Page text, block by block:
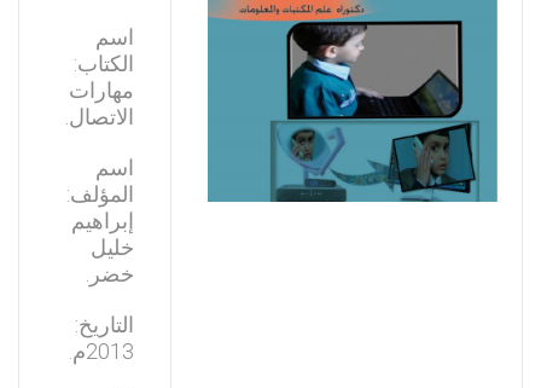
اسم
الكتاب:
مهارات
الاتصال.
اسم
المؤلف:
إبراهيم
خليل
خضر.
التاريخ:
2013م.